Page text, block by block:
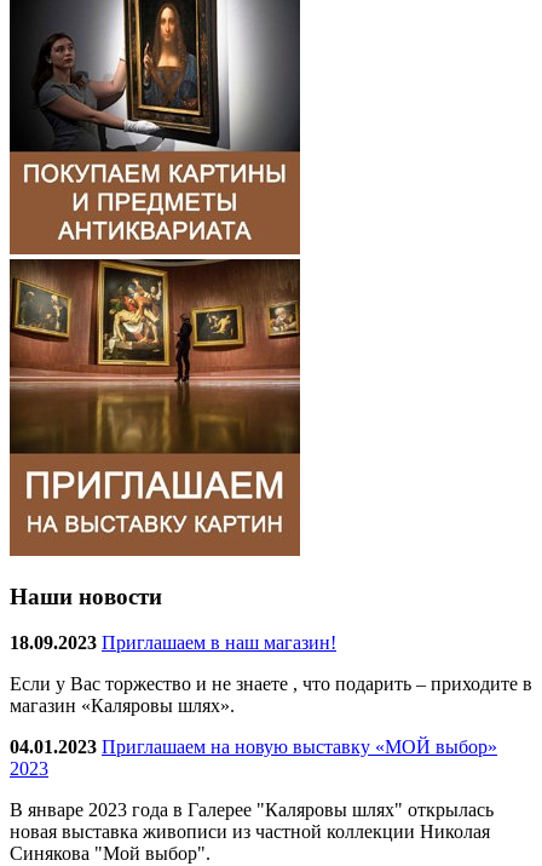
Наши новости
18.09.2023 Приглашаем в наш магазин!
Если у Вас торжество и не знаете , что подарить – приходите в
магазин «Каляровы шлях».
04.01.2023 Приглашаем на новую выставку «МОЙ выбор»
2023
В январе 2023 года в Галерее "Каляровы шлях" открылась
новая выставка живописи из частной коллекции Николая
Синякова "Мой выбор".